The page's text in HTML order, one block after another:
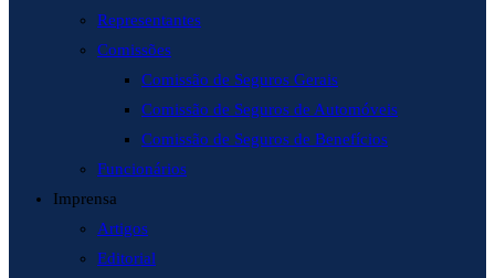
Representantes
Comissões
Comissão de Seguros Gerais
Comissão de Seguros de Automóveis
Comissão de Seguros de Benefícios
Funcionários
Imprensa
Artigos
Editorial